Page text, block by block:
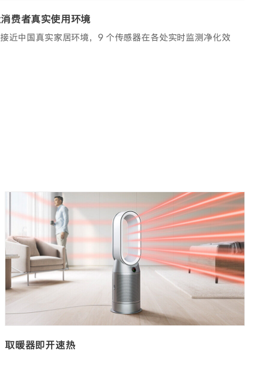
费者真实使用环境
近中国真实家居环境，9 个传感器在各处实时监测净化效
取暖器即开速热